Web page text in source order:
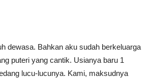
dewasa. Bahkan aku sudah berkeluarga
puteri yang cantik. Usianya baru 1
lucu-lucunya. Kami, maksudnya